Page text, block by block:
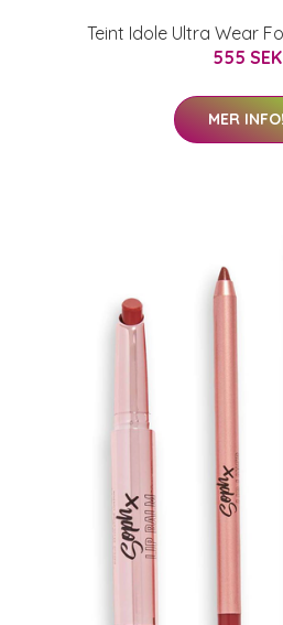
Teint Idole Ultra Wear
555 SEK
MER INFO!